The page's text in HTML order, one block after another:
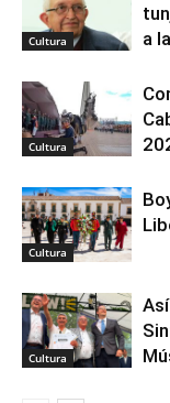
Cultura
a
Cultura
Cultura
Cultura